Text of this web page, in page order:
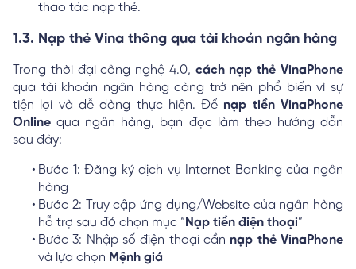
thao tác nạp thẻ.
1.3. Nạp thẻ Vina thông qua tài khoản ngân hàng
Trong thời đại công nghệ 4.0, cách nạp thẻ VinaPhone
qua tài khoản ngân hàng càng trở nên phổ biến vì sự
tiện lợi và dễ dàng thực hiện. Để nạp tiền VinaPhone
Online qua ngân hàng, bạn đọc làm theo hướng dẫn
sau đây:
Bước 1: Đăng ký dịch vụ Internet Banking của ngân
hàng
Bước 2: Truy cập ứng dụng/Website của ngân hàng
hỗ trợ sau đó chọn mục “ Nạp tiền điện thoại”
Bước 3: Nhập số điện thoại cần nạp thẻ VinaPhone
và lựa chọn Mệnh giá